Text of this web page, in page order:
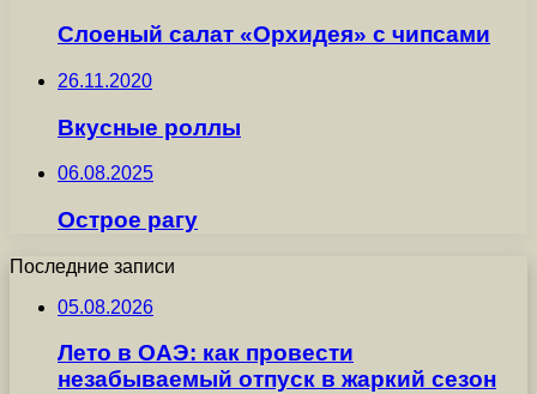
Слоеный салат «Орхидея» с чипсами
26.11.2020
Вкусные роллы
06.08.2025
Острое рагу
Последние записи
05.08.2026
Лето в ОАЭ: как провести
незабываемый отпуск в жаркий сезон